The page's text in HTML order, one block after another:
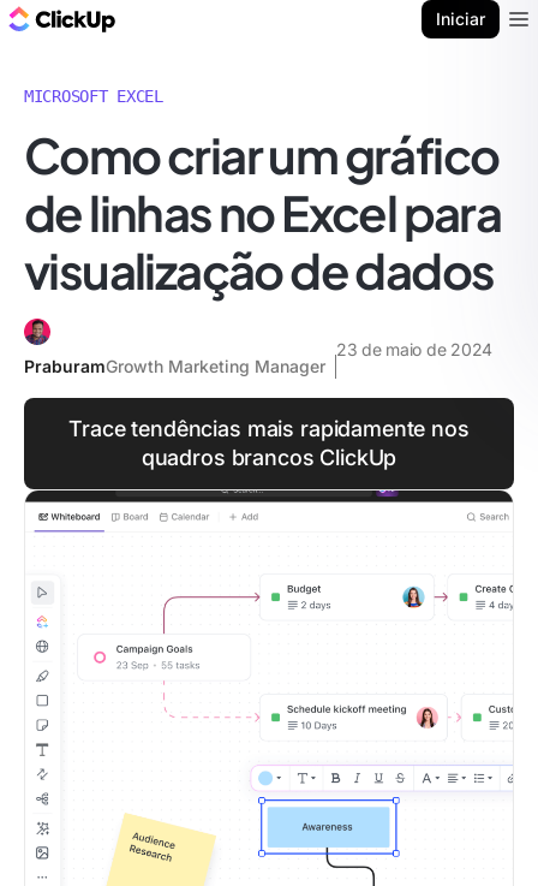
Iniciar
MICROSOFT EXCEL
Como criar um gráfico
de linhas no Excel para
visualização de dados
PraburamGrowth Marketing Manager
23 de maio de 2024
Trace tendências mais rapidamente nos
quadros brancos ClickUp